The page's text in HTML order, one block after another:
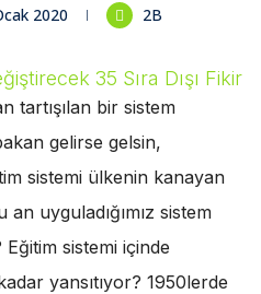
2020 2B
tartışılan bir sistem
gelirse gelsin,
sistemi ülkenin kanayan
an uyguladığımız sistem
sistemi içinde
yansıtıyor? 1950lerde